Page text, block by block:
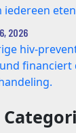
iedereen
2026
hiv-
financiert